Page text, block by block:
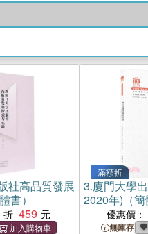
社高品質發展
書）
459
滿額折
3.廈門大學
2020年)（簡
優惠價：
無庫存